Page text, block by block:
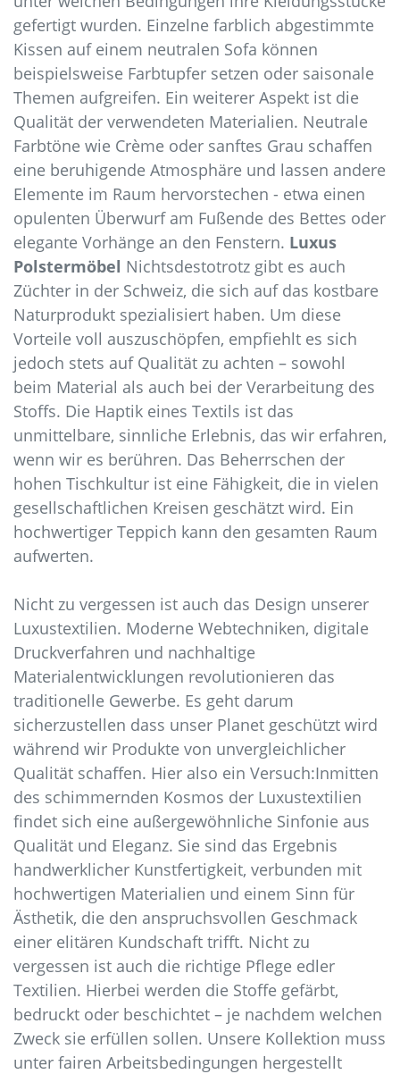
gefertigt wurden. Einzelne farblich abgestimmte
Kissen auf einem neutralen Sofa können
beispielsweise Farbtupfer setzen oder saisonale
Themen aufgreifen. Ein weiterer Aspekt ist die
Qualität der verwendeten Materialien. Neutrale
Farbtöne wie Crème oder sanftes Grau schaffen
eine beruhigende Atmosphäre und lassen andere
Elemente im Raum hervorstechen - etwa einen
opulenten Überwurf am Fußende des Bettes oder
elegante Vorhänge an den Fenstern. Luxus
Polstermöbel Nichtsdestotrotz gibt es auch
Züchter in der Schweiz, die sich auf das kostbare
Naturprodukt spezialisiert haben. Um diese
Vorteile voll auszuschöpfen, empfiehlt es sich
jedoch stets auf Qualität zu achten – sowohl
beim Material als auch bei der Verarbeitung des
Stoffs. Die Haptik eines Textils ist das
unmittelbare, sinnliche Erlebnis, das wir erfahren,
wenn wir es berühren. Das Beherrschen der
hohen Tischkultur ist eine Fähigkeit, die in vielen
gesellschaftlichen Kreisen geschätzt wird. Ein
hochwertiger Teppich kann den gesamten Raum
aufwerten.
Nicht zu vergessen ist auch das Design unserer
Luxustextilien. Moderne Webtechniken, digitale
Druckverfahren und nachhaltige
Materialentwicklungen revolutionieren das
traditionelle Gewerbe. Es geht darum
sicherzustellen dass unser Planet geschützt wird
während wir Produkte von unvergleichlicher
Qualität schaffen. Hier also ein Versuch:Inmitten
des schimmernden Kosmos der Luxustextilien
findet sich eine außergewöhnliche Sinfonie aus
Qualität und Eleganz. Sie sind das Ergebnis
handwerklicher Kunstfertigkeit, verbunden mit
hochwertigen Materialien und einem Sinn für
Ästhetik, die den anspruchsvollen Geschmack
einer elitären Kundschaft trifft. Nicht zu
vergessen ist auch die richtige Pflege edler
Textilien. Hierbei werden die Stoffe gefärbt,
bedruckt oder beschichtet – je nachdem welchen
Zweck sie erfüllen sollen. Unsere Kollektion muss
unter fairen Arbeitsbedingungen hergestellt